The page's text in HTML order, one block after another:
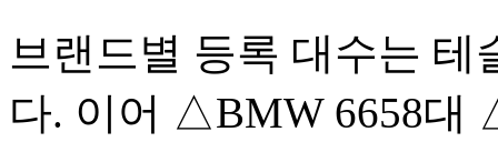
브랜드별 등록 대수는 테
다. 이어 △BMW 6658대